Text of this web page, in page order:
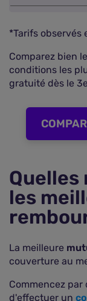
*Tarifs observés
Comparez bien
conditions les
gratuité dès le
les
La meilleure
couverture au
Commencez
d'effectuer un